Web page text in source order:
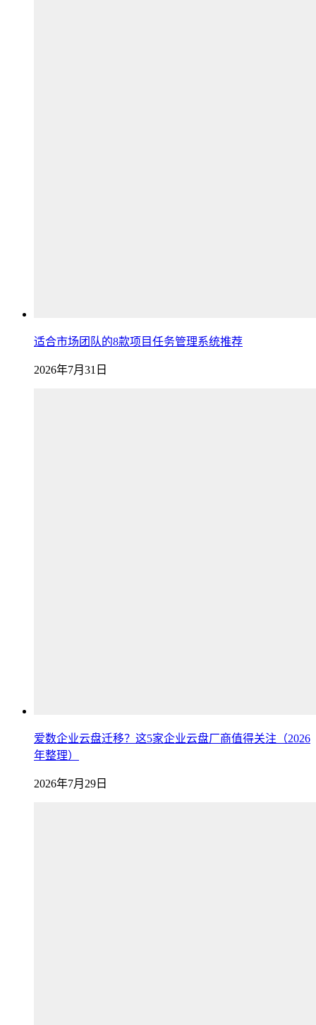
适合市场团队的8款项目任务管理系统推荐
2026年7月31日
爱数企业云盘迁移？这5家企业云盘厂商值得关注（2026
年整理）
2026年7月29日